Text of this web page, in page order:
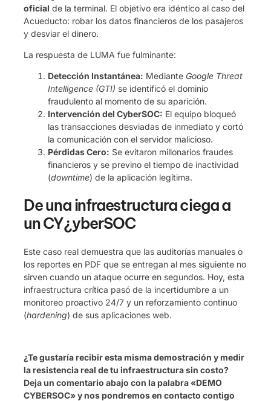
oficial de la terminal. El objetivo era idéntico al caso del
Acueducto: robar los datos financieros de los pasajeros
y desviar el dinero.
La respuesta de LUMA fue fulminante:
Detección Instantánea: Mediante Google Threat
Intelligence (GTI) se identificó el dominio
fraudulento al momento de su aparición.
Intervención del CyberSOC: El equipo bloqueó
las transacciones desviadas de inmediato y cortó
la comunicación con el servidor malicioso.
Pérdidas Cero: Se evitaron millonarios fraudes
financieros y se previno el tiempo de inactividad
(downtime) de la aplicación legítima.
De una infraestructura ciega a
un CY¿yberSOC
Este caso real demuestra que las auditorías manuales o
los reportes en PDF que se entregan al mes siguiente no
sirven cuando un ataque ocurre en segundos. Hoy, esta
infraestructura crítica pasó de la incertidumbre a un
monitoreo proactivo 24/7 y un reforzamiento continuo
(hardening) de sus aplicaciones web.
¿Te gustaría recibir esta misma demostración y medir
la resistencia real de tu infraestructura sin costo?
Deja un comentario abajo con la palabra «DEMO
CYBERSOC» y nos pondremos en contacto contigo